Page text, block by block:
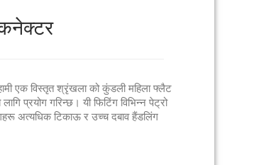
एक विस्तृत श्रृंखला को कुंडली महिला फ्लैट
प्रयोग गरिन्छ। यी फिटिंग विभिन्न पेट्रो
अत्यधिक टिकाऊ र उच्च दबाव हैंडलिंग